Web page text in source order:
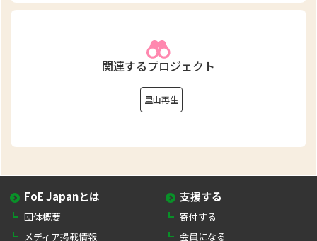
関連するプロジェクト
里山再生
FoE Japanとは
団体概要
メディア掲載情報
支援する
寄付する
会員になる